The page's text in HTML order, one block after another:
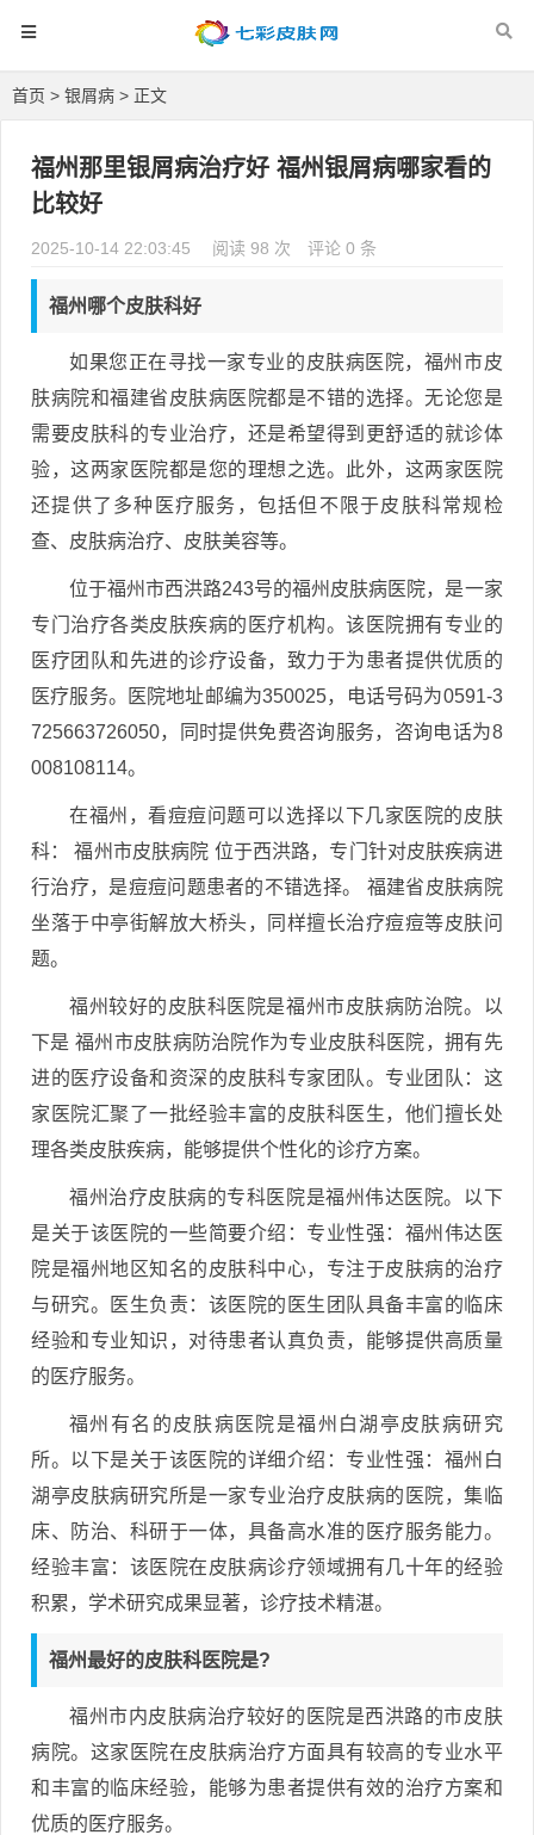
首页 > 银屑病 > 正文
福州那里银屑病治疗好 福州银屑病哪家看的
比较好
2025-10-14 22:03:45 阅读 98 次 评论 0 条
福州哪个皮肤科好
如果您正在寻找一家专业的皮肤病医院，福州市皮
肤病院和福建省皮肤病医院都是不错的选择。无论您是
需要皮肤科的专业治疗，还是希望得到更舒适的就诊体
验，这两家医院都是您的理想之选。此外，这两家医院
还提供了多种医疗服务，包括但不限于皮肤科常规检
查、皮肤病治疗、皮肤美容等。
位于福州市西洪路243号的福州皮肤病医院，是一家
专门治疗各类皮肤疾病的医疗机构。该医院拥有专业的
医疗团队和先进的诊疗设备，致力于为患者提供优质的
医疗服务。医院地址邮编为350025，电话号码为0591-3
725663726050，同时提供免费咨询服务，咨询电话为8
008108114。
在福州，看痘痘问题可以选择以下几家医院的皮肤
科： 福州市皮肤病院 位于西洪路，专门针对皮肤疾病进
行治疗，是痘痘问题患者的不错选择。 福建省皮肤病院
坐落于中亭街解放大桥头，同样擅长治疗痘痘等皮肤问
题。
福州较好的皮肤科医院是福州市皮肤病防治院。以
下是 福州市皮肤病防治院作为专业皮肤科医院，拥有先
进的医疗设备和资深的皮肤科专家团队。专业团队：这
家医院汇聚了一批经验丰富的皮肤科医生，他们擅长处
理各类皮肤疾病，能够提供个性化的诊疗方案。
福州治疗皮肤病的专科医院是福州伟达医院。以下
是关于该医院的一些简要介绍：专业性强：福州伟达医
院是福州地区知名的皮肤科中心，专注于皮肤病的治疗
与研究。医生负责：该医院的医生团队具备丰富的临床
经验和专业知识，对待患者认真负责，能够提供高质量
的医疗服务。
福州有名的皮肤病医院是福州白湖亭皮肤病研究
所。以下是关于该医院的详细介绍：专业性强：福州白
湖亭皮肤病研究所是一家专业治疗皮肤病的医院，集临
床、防治、科研于一体，具备高水准的医疗服务能力。
经验丰富：该医院在皮肤病诊疗领域拥有几十年的经验
积累，学术研究成果显著，诊疗技术精湛。
福州最好的皮肤科医院是?
福州市内皮肤病治疗较好的医院是西洪路的市皮肤
病院。这家医院在皮肤病治疗方面具有较高的专业水平
和丰富的临床经验，能够为患者提供有效的治疗方案和
优质的医疗服务。